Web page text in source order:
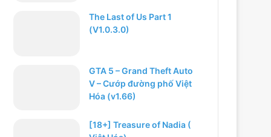
The Last of Us Part 1
(V1.0.3.0)
GTA 5 – Grand Theft Auto
V – Cướp đường phố Việt
Hóa (v1.66)
[18+] Treasure of Nadia (